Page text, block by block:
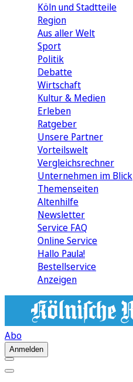
Köln und Stadtteile
Region
Aus aller Welt
Sport
Politik
Debatte
Wirtschaft
Kultur & Medien
Erleben
Ratgeber
Unsere Partner
Vorteilswelt
Vergleichsrechner
Unternehmen im Blick
Themenseiten
Altenhilfe
Newsletter
Service FAQ
Online Service
Hallo Paula!
Bestellservice
Anzeigen
Abo
Anmelden